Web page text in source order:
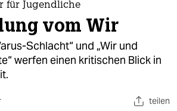
für Jugendliche
vom Wir
Schlacht“ und „Wir und
werfen einen kritischen Blick in
teilen